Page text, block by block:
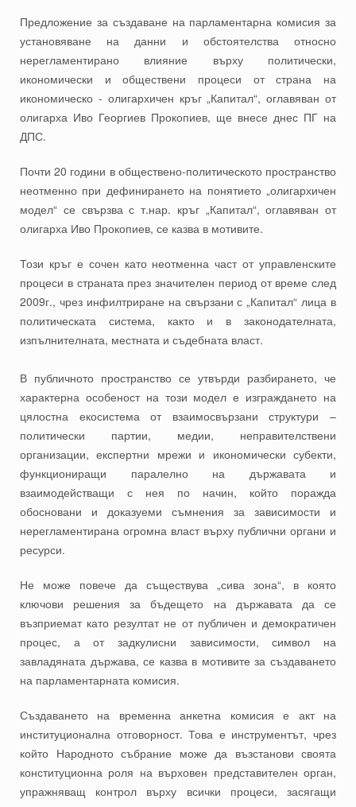
Предложение за създаване на парламентарна комисия за
установяване на данни и обстоятелства относно
нерегламентирано влияние върху политически,
икономически и обществени процеси от страна на
икономическо - олигархичен кръг „Капитал“, оглавяван от
олигарха Иво Георгиев Прокопиев, ще внесе днес ПГ на
ДПС.
Почти 20 години в обществено-политическото пространство
неотменно при дефинирането на понятието „олигархичен
модел“ се свързва с т.нар. кръг „Капитал“, оглавяван от
олигарха Иво Прокопиев, се казва в мотивите.
Този кръг е сочен като неотменна част от управленските
процеси в страната през значителен период от време след
2009г., чрез инфилтриране на свързани с „Капитал“ лица в
политическата система, както и в законодателната,
изпълнителната, местната и съдебната власт.
В публичното пространство се утвърди разбирането, че
характерна особеност на този модел е изграждането на
цялостна екосистема от взаимосвързани структури –
политически партии, медии, неправителствени
организации, експертни мрежи и икономически субекти,
функциониращи паралелно на държавата и
взаимодействащи с нея по начин, който поражда
обосновани и доказуеми съмнения за зависимости и
нерегламентирана огромна власт върху публични органи и
ресурси.
Не може повече да съществува „сива зона“, в която
ключови решения за бъдещето на държавата да се
възприемат като резултат не от публичен и демократичен
процес, а от задкулисни зависимости, символ на
завладяната държава, се казва в мотивите за създаването
на парламентарната комисия.
Създаването на временна анкетна комисия е акт на
институционална отговорност. Това е инструментът, чрез
който Народното събрание може да възстанови своята
конституционна роля на върховен представителен орган,
упражняващ контрол върху всички процеси, засягащи